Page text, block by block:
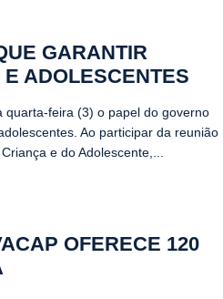
GARANTIR
ADOLESCENTES
quarta-feira (3) o papel do governo
Ao participar da reunião
e do Adolescente,...
OFERECE 120